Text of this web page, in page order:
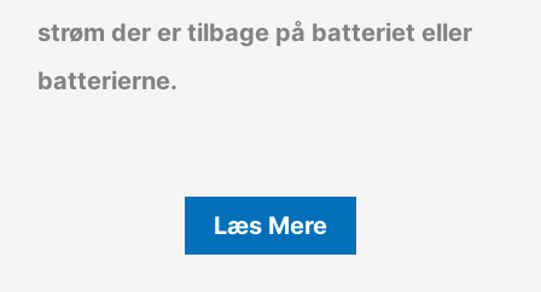
strøm der er tilbage på batteriet eller
batterierne.
Læs Mere